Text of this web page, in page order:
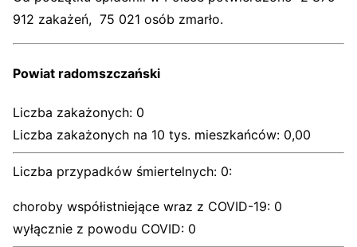
912 zakażeń, 75 021 osób zmarło.
Powiat radomszczański
Liczba zakażonych: 0
Liczba zakażonych na 10 tys. mieszkańców: 0,00
Liczba przypadków śmiertelnych: 0:
choroby współistniejące wraz z COVID-19: 0
wyłącznie z powodu COVID: 0